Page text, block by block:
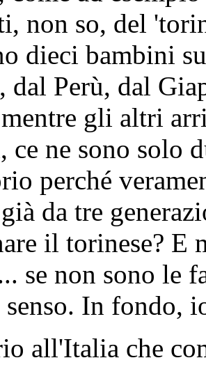
non so, del
dieci bambini
Perù, dal
mentre gli altri
ce ne sono solo
perché
da tre
il torinese? E
se non sono le
In fondo,
all'Italia che